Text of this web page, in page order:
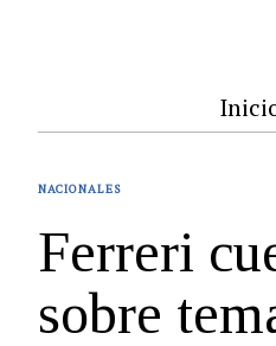
NACIONALES
Ferreri
sobre